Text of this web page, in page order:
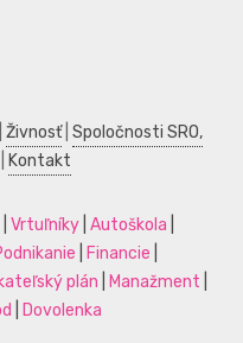
Živnosť| Spoločnosti SRO,
Kontakt
Vrtuľníky Autoškola
Financie
plán Manažment
Dovolenka